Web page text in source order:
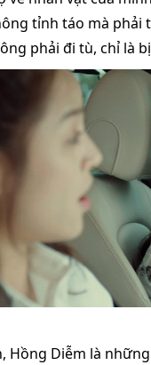
tỉnh táo mà phải
phải đi tù, chỉ là
Hồng Diễm là